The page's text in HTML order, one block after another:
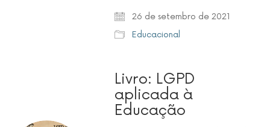
26 de setembro de 2021
Educacional
Livro: LGPD
aplicada à
Educação